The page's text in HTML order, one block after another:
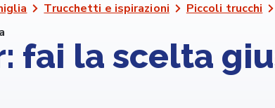
Trucchetti e ispirazioni
Piccoli trucchi
fai la scelta